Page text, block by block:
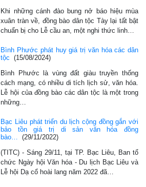
Khi những cánh đào bung nở báo hiệu mùa
xuân tràn về, đồng bào dân tộc Tày lại tất bật
chuẩn bị cho Lễ cầu an, một nghi thức linh…
Bình Phước phát huy giá trị văn hóa các dân
tộc
(15/08/2024)
Bình Phước là vùng đất giàu truyền thống
cách mạng, có nhiều di tích lịch sử, văn hóa.
Lễ hội của đồng bào các dân tộc là một trong
những…
Bạc Liêu phát triển du lịch cộng đồng gắn với
bảo tồn giá trị di sản văn hóa đồng
bào…
(29/11/2022)
(TITC) - Sáng 29/11, tại TP. Bạc Liêu, Ban tổ
chức Ngày hội Văn hóa - Du lịch Bạc Liêu và
Lễ hội Dạ cổ hoài lang năm 2022 đã…